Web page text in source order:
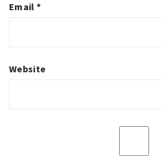
Email *
Website